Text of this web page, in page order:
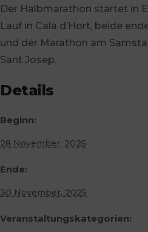
Der Halbmarathon startet in
Lauf in Cala d’Hort, beide
und der Marathon am
Sant Josep.
Details
Beginn:
28 November, 2025
Ende:
30 November, 2025
Veranstaltungskategorien: